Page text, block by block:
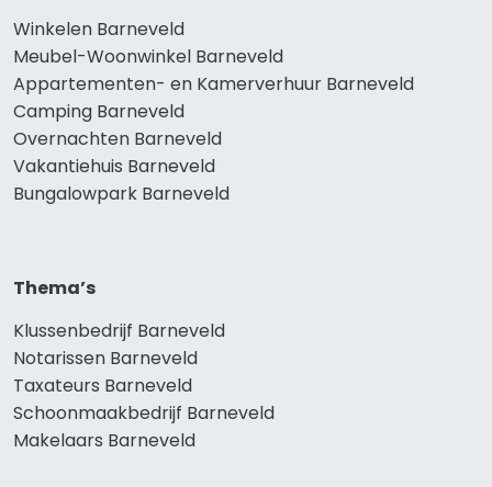
Winkelen Barneveld
Meubel-Woonwinkel Barneveld
Appartementen- en Kamerverhuur Barneveld
Camping Barneveld
Overnachten Barneveld
Vakantiehuis Barneveld
Bungalowpark Barneveld
Thema’s
Klussenbedrijf Barneveld
Notarissen Barneveld
Taxateurs Barneveld
Schoonmaakbedrijf Barneveld
Makelaars Barneveld